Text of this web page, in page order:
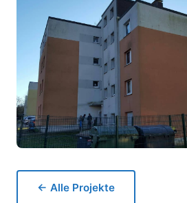
← Alle Projekte